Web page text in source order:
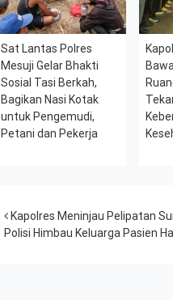
Sat Lantas Polres
Mesuji Gelar Bhakti
Sosial Tasi Berkah,
Bagikan Nasi Kotak
untuk Pengemudi,
Petani dan Pekerja
Post navigation
Kapolres Meninjau Pelipatan
Polisi Himbau Keluarga Pasien